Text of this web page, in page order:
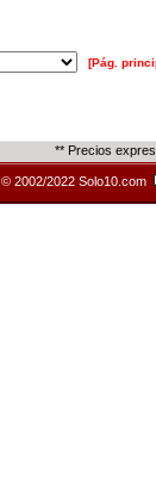
[Pág.
** Precios
© 2002/2022 Solo10.com